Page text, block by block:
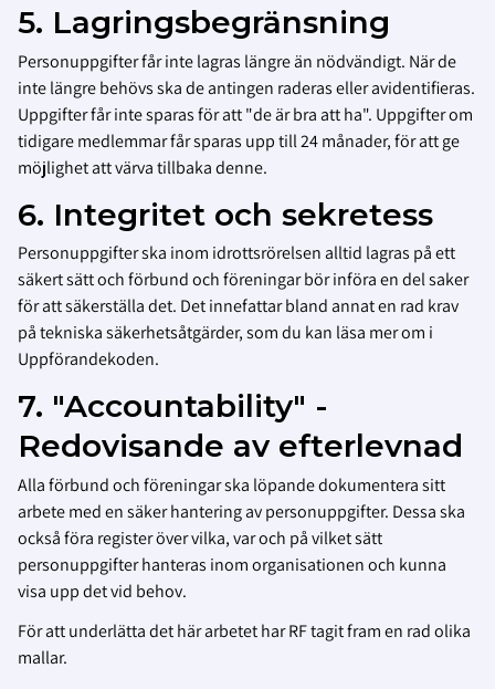
5. Lagringsbegränsning
Personuppgifter får inte lagras längre än nödvändigt. När de
inte längre behövs ska de antingen raderas eller avidentifieras.
Uppgifter får inte sparas för att "de är bra att ha". Uppgifter om
tidigare medlemmar får sparas upp till 24 månader, för att ge
möjlighet att värva tillbaka denne.
6. Integritet och sekretess
Personuppgifter ska inom idrottsrörelsen alltid lagras på ett
säkert sätt och förbund och föreningar bör införa en del saker
för att säkerställa det. Det innefattar bland annat en rad krav
på tekniska säkerhetsåtgärder, som du kan läsa mer om i
Uppförandekoden.
7. "Accountability" -
Redovisande av efterlevnad
Alla förbund och föreningar ska löpande dokumentera sitt
arbete med en säker hantering av personuppgifter. Dessa ska
också föra register över vilka, var och på vilket sätt
personuppgifter hanteras inom organisationen och kunna
visa upp det vid behov.
För att underlätta det här arbetet har RF tagit fram en rad olika
mallar.